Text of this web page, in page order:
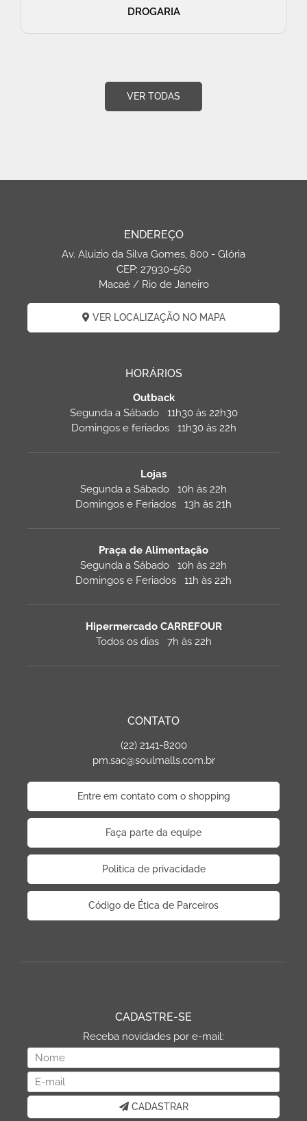
DROGARIA
VER TODAS
ENDEREÇO
Av. Aluizio da Silva Gomes, 800 - Glória
CEP: 27930-560
Macaé / Rio de Janeiro
VER LOCALIZAÇÃO NO MAPA
HORÁRIOS
Outback
Segunda a Sábado 11h30 às 22h30
Domingos e feriados 11h30 às 22h
Lojas
Segunda a Sábado 10h às 22h
Domingos e Feriados 13h às 21h
Praça de Alimentação
Segunda a Sábado 10h às 22h
Domingos e Feriados 11h às 22h
Hipermercado CARREFOUR
Todos os dias 7h às 22h
CONTATO
(22) 2141-8200
pm.sac@soulmalls.com.br
Entre em contato com o shopping
Faça parte da equipe
Politica de privacidade
Código de Ética de Parceiros
CADASTRE-SE
Receba novidades por e-mail:
CADASTRAR